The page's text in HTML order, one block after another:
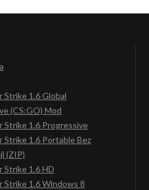
Strike 1.6 Global
(CS:GO) Mod
Strike 1.6 Progressive
Strike 1.6 Portable Bez
(ZIP)
Strike 1.6 HD
Strike 1.6 Windows 8